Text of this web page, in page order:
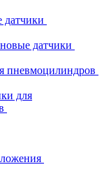
датчики
датчики
пневмоцилиндров
для